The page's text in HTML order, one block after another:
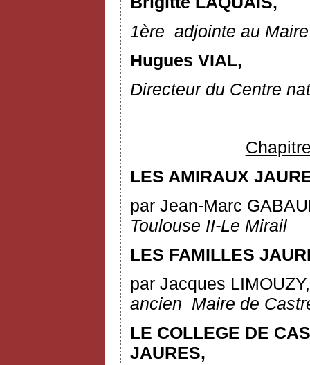
1ère adjointe au
Hugues VIAL,
Directeur du Centre
LES AMIRAUX
par Jean-Marc
Toulouse II-Le Mirail
LES FAMILLES
par Jacques
ancien Maire de
LE COLLEGE DE
JAURES,